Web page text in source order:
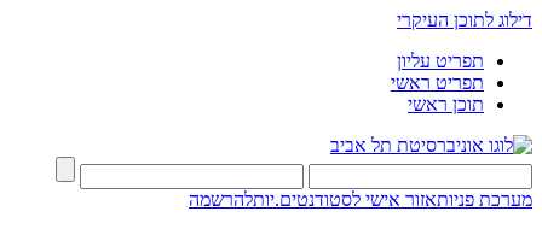
דילוג לתוכן העיקרי
תפריט עליון
תפריט ראשי
תוכן ראשי
מערכת פניותאזור אישי לסטודנטים.יותלהרשמה